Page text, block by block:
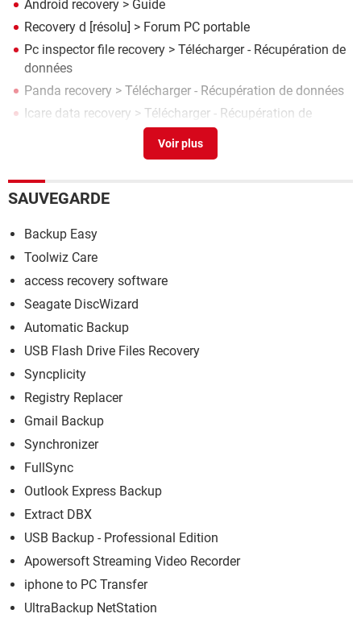
Android recovery > Guide
Recovery d [résolu] > Forum PC portable
Pc inspector file recovery > Télécharger - Récupération de
données
Panda recovery > Télécharger - Récupération de données
Icare data recovery > Télécharger - Récupération de
SAUVEGARDE
Backup Easy
Toolwiz Care
access recovery software
Seagate DiscWizard
Automatic Backup
USB Flash Drive Files Recovery
Syncplicity
Registry Replacer
Gmail Backup
Synchronizer
FullSync
Outlook Express Backup
Extract DBX
USB Backup - Professional Edition
Apowersoft Streaming Video Recorder
iphone to PC Transfer
UltraBackup NetStation